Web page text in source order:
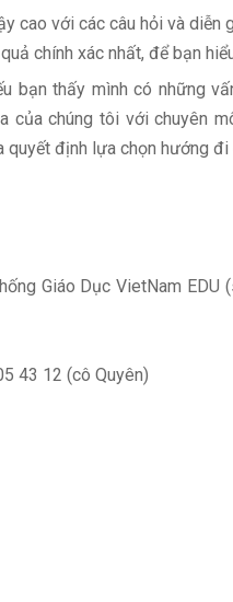
cao với các câu hỏi và
chính xác nhất, để bạn
bạn thấy mình có những
của chúng tôi với chuyên
định lựa chọn hướng đi
Giáo Dục VietNam EDU
43 12 (cô Quyên)